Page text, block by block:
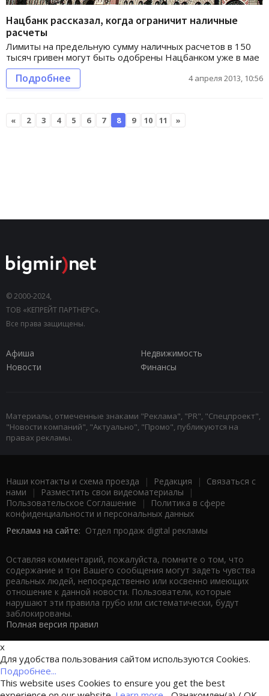
Нацбанк рассказал, когда ограничит наличные
расчеты
Лимиты на предельную сумму наличных расчетов в 150
тысяч гривен могут быть одобрены Нацбанком уже в мае
Подробнее 4 апреля 2013, 10:56
« 2 3 4 5 6 7 8 9 10 11 »
© 2000-2024,
ТОВ «КЕПРЕЙТ ПАРТНЕРС».
Все права защищены.
Афиша
Недвижимость
Новости
Финансы
Материалы, отмеченные знаками "Реклама", "PR", "Спецпроект",
"Новости компаний", "Актуально", "Промо", публикуются на
правах рекламы.
Наши контакты и схема проезда | Редакция | Связаться с
нами | Разместить свои видеоматериалы |
Пользовательское Соглашение |
Политика в сфере
конфиденциальности и персональных данных
Реклама на сайте: Отдел продаж digital рекламы
Оставляя комментарий, пожалуйста, помните о том, что
содержание и тон Вашего сообщения могут задеть чувства
реальных людей, непосредственно или косвенно имеющих
отношение к данной новости. Пользователи, которые
нарушают эти правила грубо или систематически, будут
заблокированы.
Полная версия правил
x
Для удобства пользования сайтом используются Cookies.
Подробнее...
This website uses Cookies to ensure you get the best